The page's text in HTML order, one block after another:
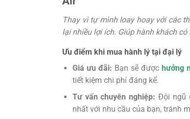
Thay vì tự mình loay hoay với các
lại nhiều lợi ích. Giúp hành khách
Ưu điểm khi mua hành lý tại đại lý
Giá ưu đãi: Bạn sẽ đượchưởng
tiết kiệm chi phí đáng kể.
Tư vấn chuyên nghiệp: Đội ngũ
nhất với nhu cầu của bạn, tránh